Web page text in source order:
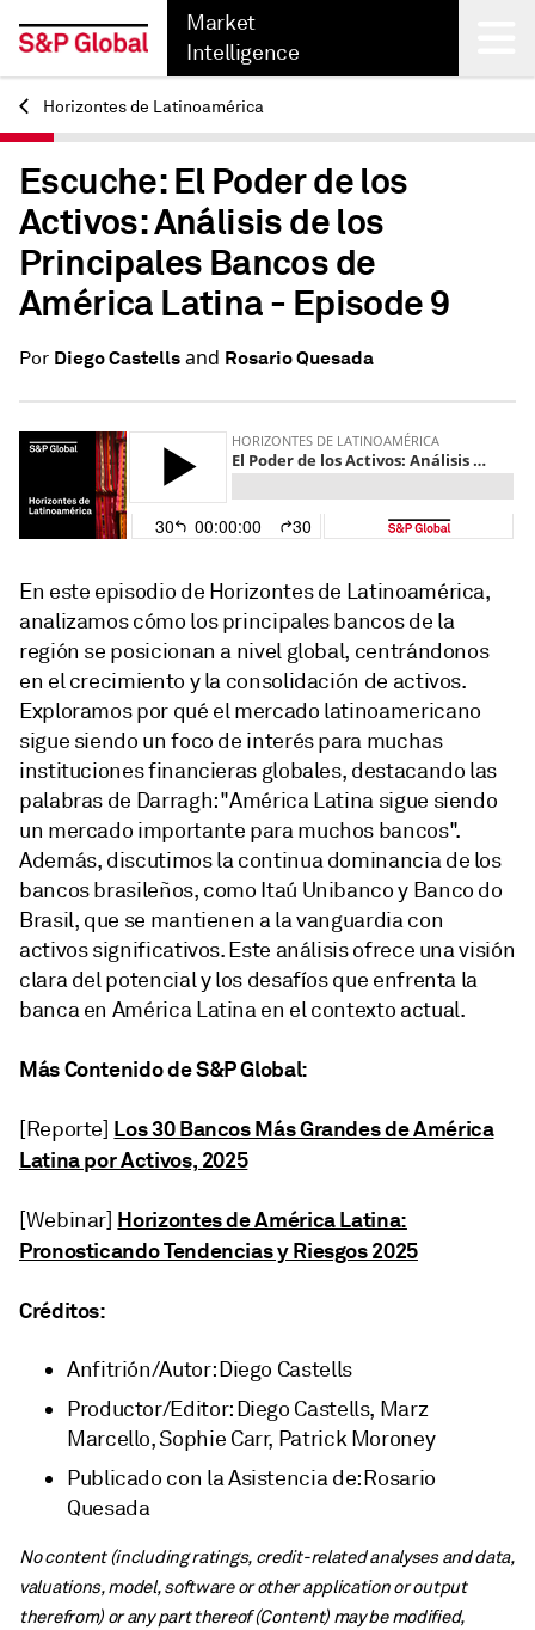
Market
Intelligence
Back
Horizontes de Latinoamérica
Escuche: El Poder de los
Activos: Análisis de los
Principales Bancos de
América Latina - Episode 9
Por Diego Castellsand Rosario Quesada
En este episodio de Horizontes de Latinoamérica,
analizamos cómo los principales bancos de la
región se posicionan a nivel global, centrándonos
en el crecimiento y la consolidación de activos.
Exploramos por qué el mercado latinoamericano
sigue siendo un foco de interés para muchas
instituciones financieras globales, destacando las
palabras de Darragh: "América Latina sigue siendo
un mercado importante para muchos bancos".
Además, discutimos la continua dominancia de los
bancos brasileños, como Itaú Unibanco y Banco do
Brasil, que se mantienen a la vanguardia con
activos significativos. Este análisis ofrece una visión
clara del potencial y los desafíos que enfrenta la
banca en América Latina en el contexto actual.
Más Contenido de S&P Global:
[Reporte] Los 30 Bancos Más Grandes de América
Latina por Activos, 2025
[Webinar] Horizontes de América Latina:
Pronosticando Tendencias y Riesgos 2025
Créditos:
Anfitrión/Autor: Diego Castells
Productor/Editor: Diego Castells, Marz
Marcello, Sophie Carr, Patrick Moroney
Publicado con la Asistencia de: Rosario
Quesada
No content (including ratings, credit-related analyses and data,
valuations, model, software or other application or output
therefrom) or any part thereof (Content) may be modified,